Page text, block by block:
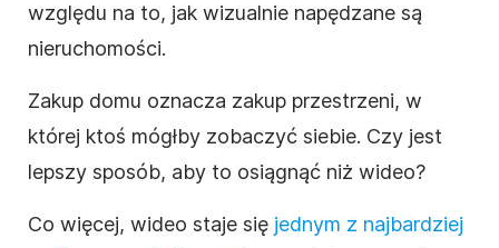
względu na to, jak wizualnie napędzane są
nieruchomości.
Zakup domu oznacza zakup przestrzeni, w
której ktoś mógłby zobaczyć siebie. Czy jest
lepszy sposób, aby to osiągnąć niż wideo?
Co więcej, wideo staje się jednym z najbardziej